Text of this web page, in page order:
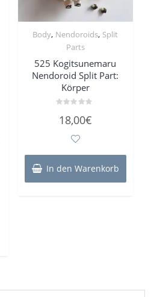
Body, Nendoroids, Split
Parts
525 Kogitsunemaru
Nendoroid Split Part:
Körper
mit
18,00€
In den Warenkorb